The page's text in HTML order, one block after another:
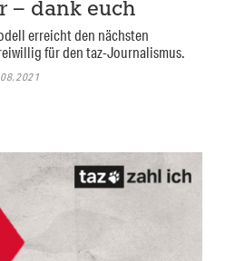
– dank euch
erreicht den nächsten
für den taz-Journalismus.